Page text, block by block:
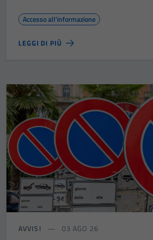
Accesso all'informazione
LEGGI DI PIÙ
AVVISI 03 AGO 26